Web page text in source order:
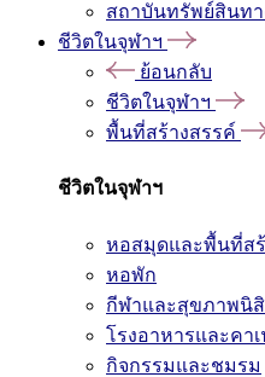
สถาบันทรัพย์สินท
ชีวิตในจุฬาฯ
ย้อนกลับ
ชีวิตในจุฬาฯ
พื้นที่สร้างสรรค์
ชีวิตในจุฬาฯ
หอสมุดและพื้นที่ส
หอพัก
กีฬาและสุขภาพนิ
โรงอาหารและคาเ
กิจกรรมและชมรม